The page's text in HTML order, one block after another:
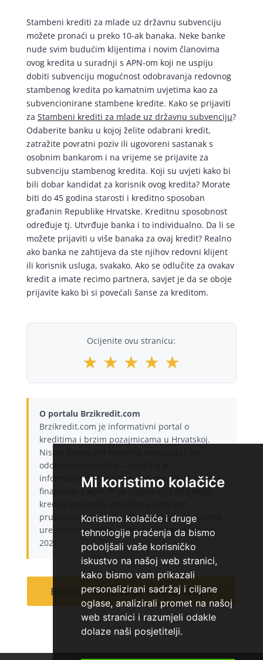
Mi koristimo kolačiće
Koristimo kolačiće i druge
tehnologije praćenja da bismo
poboljšali vaše korisničko
iskustvo na našoj web stranici,
kako bismo vam prikazali
personalizirani sadržaj i ciljane
oglase, analizirali promet na našoj
web stranici i razumjeli odakle
dolaze naši posjetitelji.
Stambeni krediti za mlade uz državnu subvenciju
možete pronaći u preko 10-ak banaka. Neke banke
nude svim budućim klijentima i novim članovima
ovog kredita u suradnji s APN-om koji ne uspiju
dobiti subvenciju mogućnost odobravanja redovnog
stambenog kredita po kamatnim uvjetima kao za
subvencionirane stambene kredite. Kako se prijaviti
za Stambeni krediti za mlade uz državnu subvenciju?
Odaberite banku u kojoj želite odabrani kredit,
zatražite povratni poziv ili ugovoreni sastanak s
osobnim bankarom i na vrijeme se prijavite za
subvenciju stambenog kredita. Koji su uvjeti kako bi
bili dobar kandidat za korisnik ovog kredita? Morate
biti do 45 godina starosti i kreditno sposoban
građanin Republike Hrvatske. Kreditnu sposobnost
određuje tj. Utvrđuje banka i to individualno. Da li se
možete prijaviti u više banaka za ovaj kredit? Realno
ako banka ne zahtijeva da ste njihov redovni klijent
ili korisnik usluga, svakako. Ako se odlučite za ovakav
kredit a imate recimo partnera, savjet je da se oboje
prijavite kako bi si povećali šanse za kreditom.
Ocijenite ovu stranicu:
★ ★ ★ ★ ★
O portalu Brzikredit.com
Brzikredit.com je informativni portal o
kreditima i brzim pozajmicama u Hrvatskoj.
Nismo banka niti kreditna institucija i ne
odobravamo kredite — sadržaj je
informativnog karaktera i ne predstavlja
financijski savjet. Prije ugovaranja bilo kojeg
kredita provjerite aktualne uvjete kod
pružatelja usluge. Sadržaj provjerava i ažurira
uredništvo portala. Zadnje ažuriranje: srpanj
2026.
Kliknite ovdje za prijavu za kredit